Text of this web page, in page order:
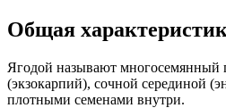
Общая
Ягодой называют многосемянный
(экзокарпий), сочной серединой
плотными семенами внутри.